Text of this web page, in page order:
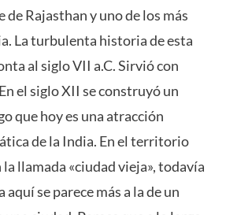
de Rajasthan y uno de los más
La turbulenta historia de esta
al siglo VII a.C. Sirvió con
el siglo XII se construyó un
que hoy es una atracción
de la India. En el territorio
llamada «ciudad vieja», todavía
aquí se parece más a la de un